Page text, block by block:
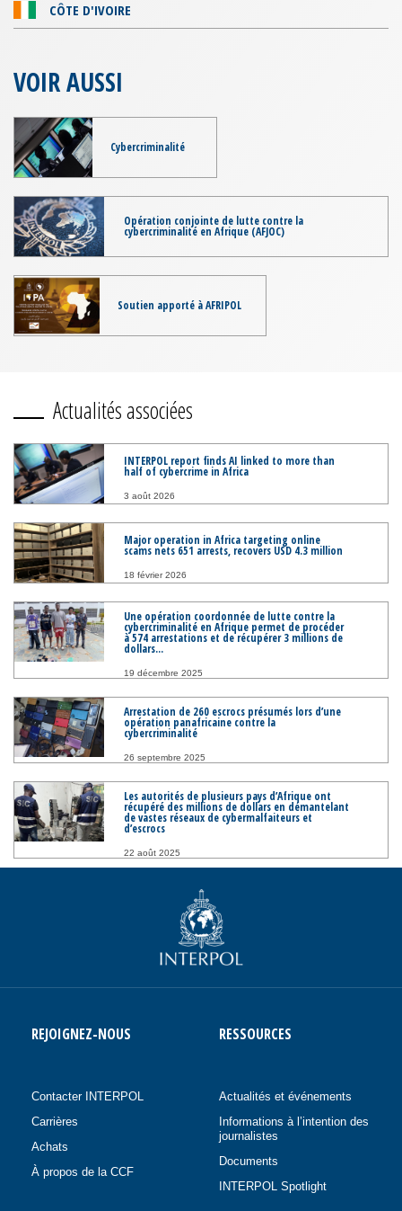
CÔTE D'IVOIRE
VOIR AUSSI
Cybercriminalité
Opération conjointe de lutte contre la
cybercriminalité en Afrique (AFJOC)
Soutien apporté à AFRIPOL
Actualités associées
INTERPOL report finds AI linked to more than
half of cybercrime in Africa
3 août 2026
Major operation in Africa targeting online
scams nets 651 arrests, recovers USD 4.3 million
18 février 2026
Une opération coordonnée de lutte contre la
cybercriminalité en Afrique permet de procéder
à 574 arrestations et de récupérer 3 millions de
dollars...
19 décembre 2025
Arrestation de 260 escrocs présumés lors d’une
opération panafricaine contre la
cybercriminalité
26 septembre 2025
Les autorités de plusieurs pays d’Afrique ont
récupéré des millions de dollars en démantelant
de vastes réseaux de cybermalfaiteurs et
d’escrocs
22 août 2025
REJOIGNEZ-NOUS
Contacter INTERPOL
Carrières
Achats
À propos de la CCF
RESSOURCES
Actualités et événements
Informations à l’intention des
journalistes
Documents
INTERPOL Spotlight